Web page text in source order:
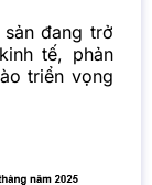
đang trở
tế, phản
triển vọng